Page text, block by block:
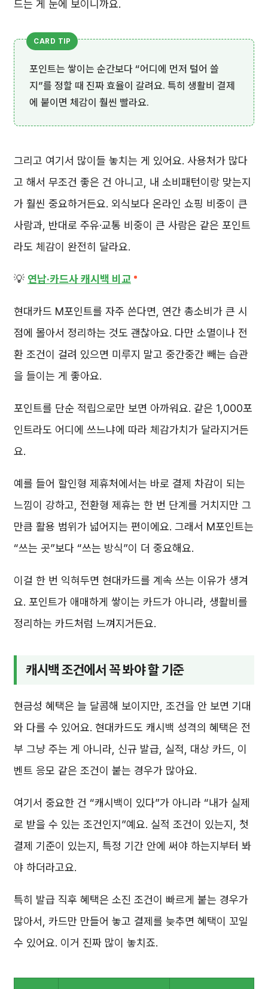
드는 게 눈에 보이니까요.
포인트는 쌓이는 순간보다 “어디에 먼저 털어 쓸
지”를 정할 때 진짜 효율이 갈려요. 특히 생활비 결제
에 붙이면 체감이 훨씬 빨라요.
그리고 여기서 많이들 놓치는 게 있어요. 사용처가 많다
고 해서 무조건 좋은 건 아니고, 내 소비패턴이랑 맞는지
가 훨씬 중요하거든요. 외식보다 온라인 쇼핑 비중이 큰
사람과, 반대로 주유·교통 비중이 큰 사람은 같은 포인트
라도 체감이 완전히 달라요.
💡 연납·카드사 캐시백 비교
현대카드 M포인트를 자주 쓴다면, 연간 총소비가 큰 시
점에 몰아서 정리하는 것도 괜찮아요. 다만 소멸이나 전
환 조건이 걸려 있으면 미루지 말고 중간중간 빼는 습관
을 들이는 게 좋아요.
포인트를 단순 적립으로만 보면 아까워요. 같은 1,000포
인트라도 어디에 쓰느냐에 따라 체감가치가 달라지거든
요.
예를 들어 할인형 제휴처에서는 바로 결제 차감이 되는
느낌이 강하고, 전환형 제휴는 한 번 단계를 거치지만 그
만큼 활용 범위가 넓어지는 편이에요. 그래서 M포인트는
“쓰는 곳”보다 “쓰는 방식”이 더 중요해요.
이걸 한 번 익혀두면 현대카드를 계속 쓰는 이유가 생겨
요. 포인트가 애매하게 쌓이는 카드가 아니라, 생활비를
정리하는 카드처럼 느껴지거든요.
캐시백 조건에서 꼭 봐야 할 기준
현금성 혜택은 늘 달콤해 보이지만, 조건을 안 보면 기대
와 다를 수 있어요. 현대카드도 캐시백 성격의 혜택은 전
부 그냥 주는 게 아니라, 신규 발급, 실적, 대상 카드, 이
벤트 응모 같은 조건이 붙는 경우가 많아요.
여기서 중요한 건 “캐시백이 있다”가 아니라 “내가 실제
로 받을 수 있는 조건인지”예요. 실적 조건이 있는지, 첫
결제 기준이 있는지, 특정 기간 안에 써야 하는지부터 봐
야 하더라고요.
특히 발급 직후 혜택은 소진 조건이 빠르게 붙는 경우가
많아서, 카드만 만들어 놓고 결제를 늦추면 혜택이 꼬일
수 있어요. 이거 진짜 많이 놓치죠.